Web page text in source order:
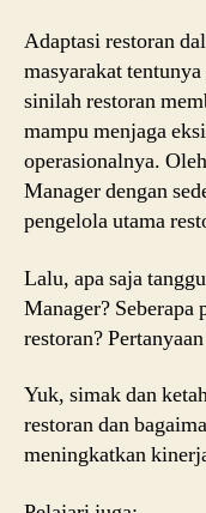
Adaptasi restoran
masyarakat
sinilah restoran
mampu menjaga
operasionalnya.
Manager dengan
pengelola utama
Lalu, apa saja
Manager? Seberapa
restoran?
Yuk, simak dan
restoran dan
meningkatkan